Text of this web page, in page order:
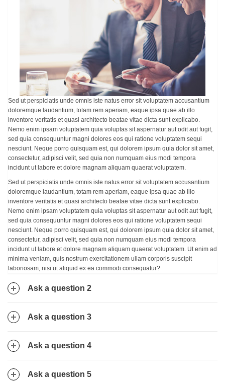
Sed ut perspiciatis unde omnis iste natus error sit voluptatem accusantium
doloremque laudantium, totam rem aperiam, eaque ipsa quae ab illo
inventore veritatis et quasi architecto beatae vitae dicta sunt explicabo.
Nemo enim ipsam voluptatem quia voluptas sit aspernatur aut odit aut fugit,
sed quia consequuntur magni dolores eos qui ratione voluptatem sequi
nesciunt. Neque porro quisquam est, qui dolorem ipsum quia dolor sit amet,
consectetur, adipisci velit, sed quia non numquam eius modi tempora
incidunt ut labore et dolore magnam aliquam quaerat voluptatem.
Sed ut perspiciatis unde omnis iste natus error sit voluptatem accusantium
doloremque laudantium, totam rem aperiam, eaque ipsa quae ab illo
inventore veritatis et quasi architecto beatae vitae dicta sunt explicabo.
Nemo enim ipsam voluptatem quia voluptas sit aspernatur aut odit aut fugit,
sed quia consequuntur magni dolores eos qui ratione voluptatem sequi
nesciunt. Neque porro quisquam est, qui dolorem ipsum quia dolor sit amet,
consectetur, adipisci velit, sed quia non numquam eius modi tempora
incidunt ut labore et dolore magnam aliquam quaerat voluptatem. Ut enim ad
minima veniam, quis nostrum exercitationem ullam corporis suscipit
laboriosam, nisi ut aliquid ex ea commodi consequatur?
Ask a question 2
Ask a question 3
Ask a question 4
Ask a question 5